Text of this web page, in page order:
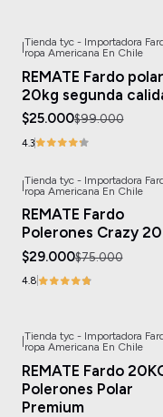
-75%OFF
Tienda tyc - Importadora
ropa Americana En Chile
REMATE Fardo polar
20kg segunda
$25.000$99.000
4.3
-61%OFF
Tienda tyc - Importadora
ropa Americana En Chile
REMATE Fardo
Polerones Crazy
$29.000$75.000
4.8
-60%OFF
Tienda tyc - Importadora
ropa Americana En Chile
REMATE Fardo
Polerones Polar
Premium